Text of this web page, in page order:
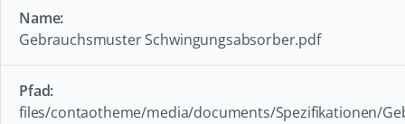
Gebrauchsmuster Schwingungsabsorber.pdf
files/contaotheme/media/documents/Spezifikationen/